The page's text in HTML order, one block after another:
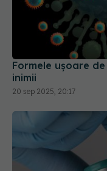
Formele ușoare
inimii
20 sep 2025, 20:17